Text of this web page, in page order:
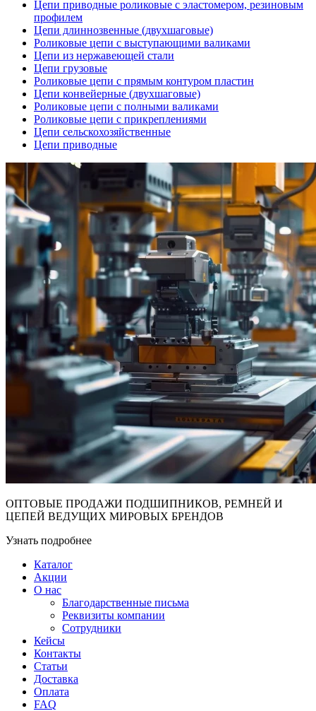
Цепи приводные роликовые с эластомером, резиновым
профилем
Цепи длиннозвенные (двухшаговые)
Роликовые цепи с выступающими валиками
Цепи из нержавеющей стали
Цепи грузовые
Роликовые цепи с прямым контуром пластин
Цепи конвейерные (двухшаговые)
Роликовые цепи с полными валиками
Роликовые цепи с прикреплениями
Цепи сельскохозяйственные
Цепи приводные
ОПТОВЫЕ ПРОДАЖИ ПОДШИПНИКОВ, РЕМНЕЙ И
ЦЕПЕЙ ВЕДУЩИХ МИРОВЫХ БРЕНДОВ
Узнать подробнее
Каталог
Акции
О нас
Благодарственные письма
Реквизиты компании
Сотрудники
Кейсы
Контакты
Статьи
Доставка
Оплата
FAQ